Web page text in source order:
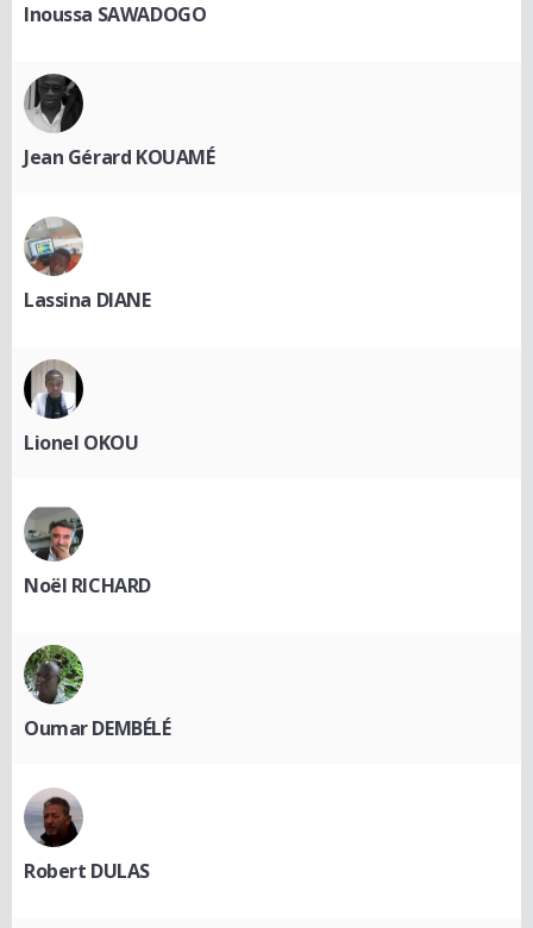
Inoussa SAWADOGO
Jean Gérard KOUAMÉ
Lassina DIANE
Lionel OKOU
Noël RICHARD
Oumar DEMBÉLÉ
Robert DULAS